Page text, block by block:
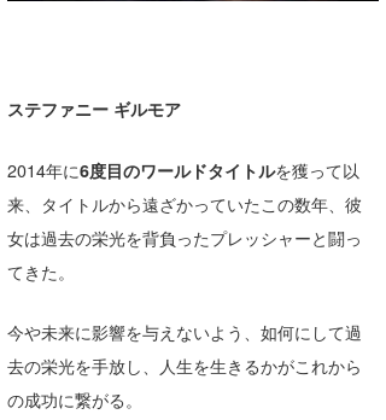
ステファニー ギルモア
2014年に6度目のワールドタイトルを獲って以
来、タイトルから遠ざかっていたこの数年、彼
女は過去の栄光を背負ったプレッシャーと闘っ
てきた。
今や未来に影響を与えないよう、如何にして過
去の栄光を手放し、人生を生きるかがこれから
の成功に繋がる。
ライター/寄稿メディア
Naoya Kimoto
mitsuteru Kamio
arukasvision
メディア
SURFMEDIA
波伝説アンバサダー/プロライダー
嵯峨明日香
+☆maki☆+
波伝説